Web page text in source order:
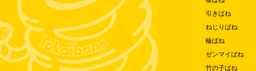
引きばね
ねじりばね
輪ばね
ゼンマイばね
竹の子ばね